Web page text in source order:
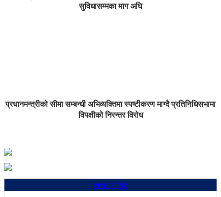
सुविधासम्मका माग अघि
प्रधानमन्त्रीको सीमा सम्बन्धी अभिव्यक्तिमा स्पष्टीकरण माग्दै प्रतिनिधिसभामा
विपक्षीको निरन्तर विरोध
ताजा अपडेट